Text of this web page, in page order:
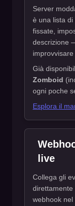
Server
è una lista
fissate,
descrizione
Già
Zomboid
ogni poche
Esplora il
live
Collega gli
direttamente
webhook